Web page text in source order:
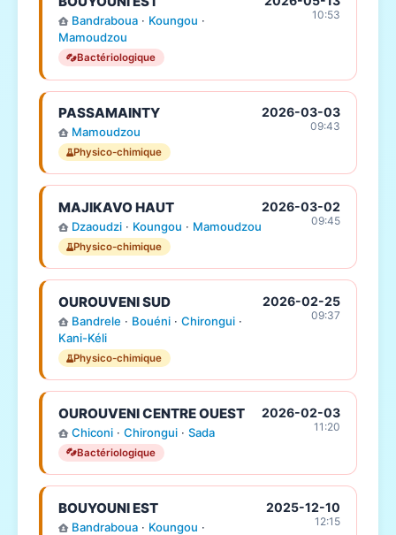
Bandraboua· Koungou ·
Mamoudzou
Bactériologique
10:53
PASSAMAINTY
Mamoudzou
Physico-chimique
2026-03-03
09:43
MAJIKAVO HAUT
Dzaoudzi· Koungou · Mamoudzou
Physico-chimique
2026-03-02
09:45
OUROUVENI SUD
Bandrele · Bouéni· Chirongui·
Kani-Kéli
Physico-chimique
2026-02-25
09:37
OUROUVENI CENTRE OUEST
Chiconi· Chirongui· Sada
Bactériologique
2026-02-03
11:20
BOUYOUNI EST
Bandraboua· Koungou ·
2025-12-10
12:15